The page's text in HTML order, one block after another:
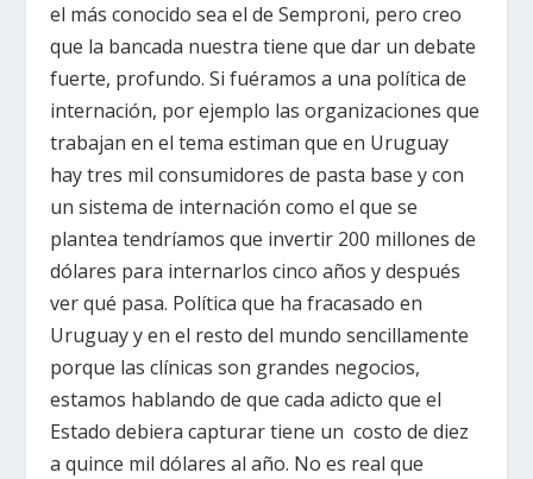
el más conocido sea el de Semproni, pero creo
que la bancada nuestra tiene que dar un debate
fuerte, profundo. Si fuéramos a una política de
internación, por ejemplo las organizaciones que
trabajan en el tema estiman que en Uruguay
hay tres mil consumidores de pasta base y con
un sistema de internación como el que se
plantea tendríamos que invertir 200 millones de
dólares para internarlos cinco años y después
ver qué pasa. Política que ha fracasado en
Uruguay y en el resto del mundo sencillamente
porque las clínicas son grandes negocios,
estamos hablando de que cada adicto que el
Estado debiera capturar tiene un costo de diez
a quince mil dólares al año. No es real que